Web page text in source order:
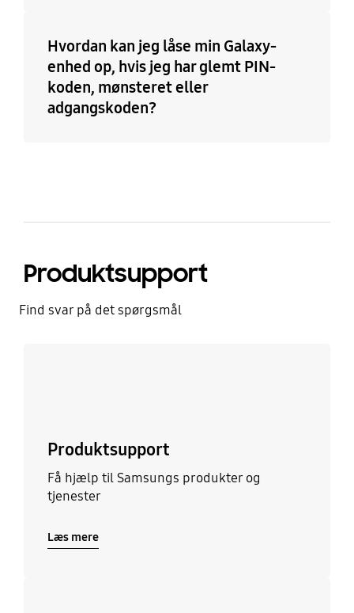
Hvordan kan jeg låse min Galaxy-
enhed op, hvis jeg har glemt PIN-
koden, mønsteret eller
adgangskoden?
Produktsupport
Find svar på det spørgsmål
Produktsupport
Få hjælp til Samsungs produkter og
tjenester
Læs mere